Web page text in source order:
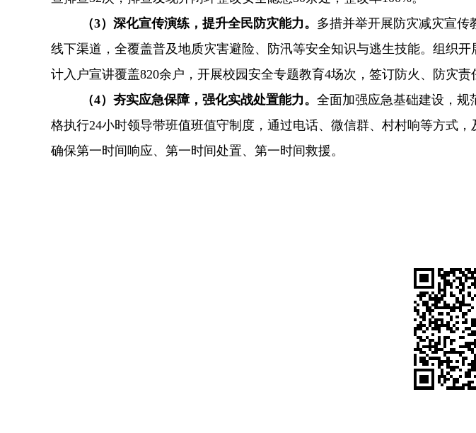
（3） 深化宣传演练，提升全民防灾能力。 多措并举开展防灾减灾宣传
线下渠道，全覆盖普及地质灾害避险、防汛等安全知识与逃生技能。组织开
计入户宣讲覆盖820余户，开展校园安全专题教育4场次，签订防火、防灾责
（4） 夯实应急保障，强化实战处置能力。 全面加强应急基础建设，规
格执行24小时领导带班值班值守制度，通过电话、微信群、村村响等方式
确保第一时间响应、第一时间处置、第一时间救援。